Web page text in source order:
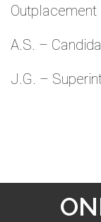
Outplacement
A.S. –
J.G. –